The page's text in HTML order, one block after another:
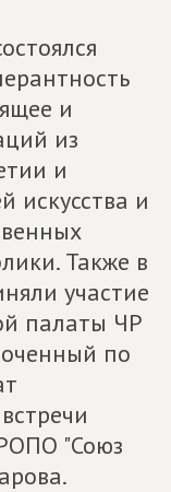
и
из
и
искусства и
Также в
участие
палаты ЧР
по
"Союз